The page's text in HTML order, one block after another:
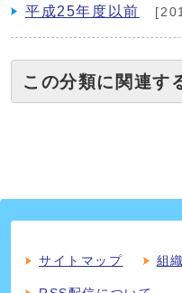
平成25年度以前
この分類に関連す
サイトマップ 組